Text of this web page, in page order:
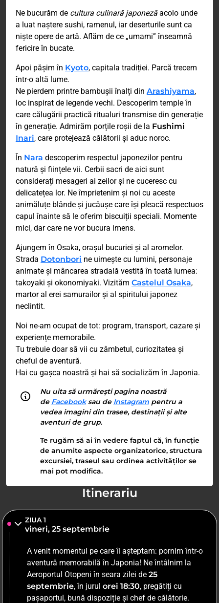
Ne bucurăm de cultura culinară japonezăacolo unde
a luat naștere sushi, ramenul, iar deserturile sunt ca
niște opere de artă. Aflăm de ce „umami” înseamnă
fericire în bucate.
Apoi pășim în Kyoto, capitala tradiției. Parcă trecem
într-o altă lume.
Ne pierdem printre bambușii înalți din Arashiyama,
loc inspirat de legende vechi. Descoperim temple în
care călugării practică ritualuri transmise din generație
în generație. Admirăm porțile roșii de la Fushimi
Inari, care protejează călătorii și aduc noroc.
În Nara descoperim respectul japonezilor pentru
natură și ființele vii. Cerbii sacri de aici sunt
considerați mesageri ai zeilor și ne cuceresc cu
delicatețea lor. Ne împrietenim și noi cu aceste
animăluțe blânde și jucăușe care își pleacă respectuos
capul înainte să le oferim biscuiții speciali. Momente
mici, dar care ne vor bucura imens.
Ajungem în Osaka, orașul bucuriei și al aromelor.
Strada Dotonbori ne uimește cu lumini, personaje
animate și mâncarea stradală vestită în toată lumea:
takoyaki și okonomiyaki. Vizităm Castelul Osaka,
martor al erei samurailor și al spiritului japonez
neclintit.
Noi ne-am ocupat de tot: program, transport, cazare și
experiențe memorabile.
Tu trebuie doar să vii cu zâmbetul, curiozitatea și
cheful de aventură.
Hai cu gașca noastră și hai să socializăm în Japonia.
Nu uita să urmărești pagina noastră
de Facebooksau de Instagram pentru a
vedea imagini din trasee, destinații și alte
aventuri de grup.
Te rugăm să ai în vedere faptul că, în funcție
de anumite aspecte organizatorice, structura
excursiei, traseul sau ordinea activităților se
mai pot modifica.
Itinerariu
ZIUA 1
vineri, 25 septembrie
A venit momentul pe care îl așteptam: pornim într-o
aventură memorabilă în Japonia! Ne întâlnim la
Aeroportul Otopeni în seara zilei de 25
septembrie, în jurul orei 18:30, pregătiți cu
pașaportul, bună dispoziție și chef de călătorie.